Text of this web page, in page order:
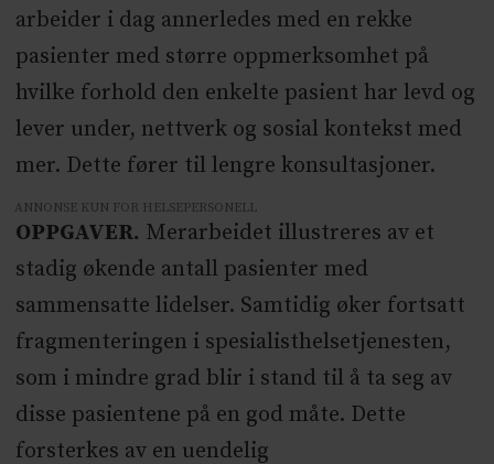
arbeider i dag annerledes med en rekke
pasienter med større oppmerksomhet på
hvilke forhold den enkelte pasient har levd og
lever under, nettverk og sosial kontekst med
mer. Dette fører til lengre konsultasjoner.
ANNONSE KUN FOR HELSEPERSONELL
OPPGAVER. Merarbeidet illustreres av et
stadig økende antall pasienter med
sammensatte lidelser. Samtidig øker fortsatt
fragmenteringen i spesialisthelsetjenesten,
som i mindre grad blir i stand til å ta seg av
disse pasientene på en god måte. Dette
forsterkes av en uendelig